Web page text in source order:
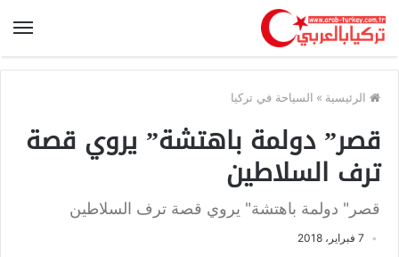
الرئيسية » السياحة في تركيا
قصر” دولمة باهتشة” يروي قصة
ترف السلاطين
قصر" دولمة باهتشة" يروي قصة ترف السلاطين
7 فبراير، 2018